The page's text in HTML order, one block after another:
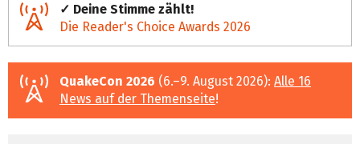
✓ Deine Stimme zählt!
Die Reader's Choice Awards 2026
QuakeCon 2026 (6.–9. August 2026): Alle 16
News auf der Themenseite!